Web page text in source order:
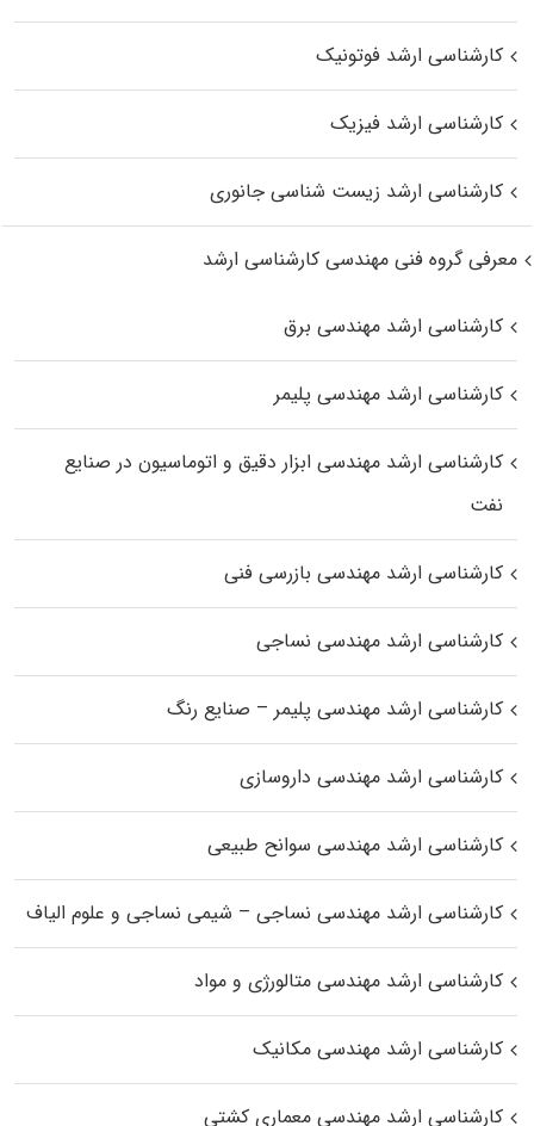
کارشناسی ارشد فوتونیک
کارشناسی ارشد فیزیک
کارشناسی ارشد زیست‌ شناسی جانوری
معرفی گروه فنی مهندسی کارشناسی ارشد
کارشناسی ارشد مهندسی برق
کارشناسی ارشد مهندسی پلیمر
کارشناسی ارشد مهندسی ابزار دقیق و اتوماسیون در صنایع
نفت
کارشناسی ارشد مهندسی بازرسی فنی
کارشناسی ارشد مهندسی نساجی
کارشناسی ارشد مهندسی پلیمر – صنایع رنگ
کارشناسی ارشد مهندسی داروسازی
کارشناسی ارشد مهندسی سوانح طبیعی
کارشناسی ارشد مهندسی نساجی – شیمی نساجی و علوم الیاف
کارشناسی ارشد مهندسی متالورژی و مواد
کارشناسی ارشد مهندسی مکانیک
کارشناسی ارشد مهندسی معماری کشتی